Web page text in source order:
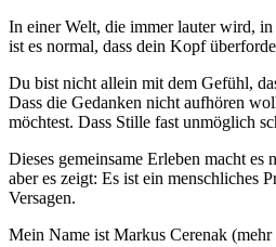
In einer Welt, die immer lauter wird, in
ist es normal, dass dein Kopf
Du bist nicht allein mit dem Gefühl,
Dass die Gedanken nicht aufhören
möchtest. Dass Stille fast unmöglich
Dieses gemeinsame Erleben macht es
aber es zeigt: Es ist ein menschliches
Versagen.
Mein Name ist Markus Cerenak